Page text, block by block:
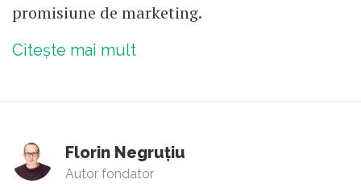
promisiune de marketing.
Citește mai mult
Florin Negruțiu
Autor fondator